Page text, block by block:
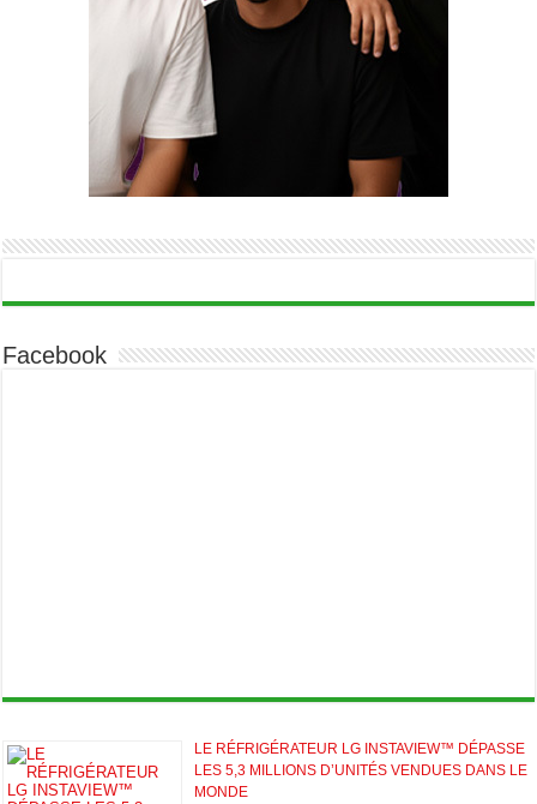
Facebook
LE RÉFRIGÉRATEUR LG INSTAVIEW™ DÉPASSE
LES 5,3 MILLIONS D’UNITÉS VENDUES DANS LE
MONDE